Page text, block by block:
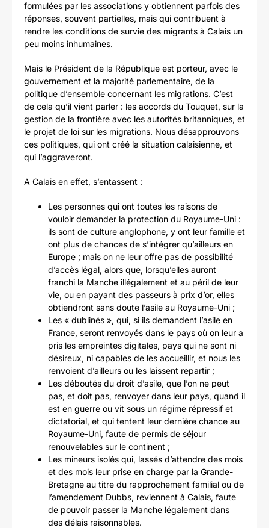
formulées par les associations y obtiennent parfois des
réponses, souvent partielles, mais qui contribuent à
rendre les conditions de survie des migrants à Calais un
peu moins inhumaines.
Mais le Président de la République est porteur, avec le
gouvernement et la majorité parlementaire, de la
politique d’ensemble concernant les migrations. C’est
de cela qu’il vient parler : les accords du Touquet, sur la
gestion de la frontière avec les autorités britanniques, et
le projet de loi sur les migrations. Nous désapprouvons
ces politiques, qui ont créé la situation calaisienne, et
qui l’aggraveront.
A Calais en effet, s’entassent :
Les personnes qui ont toutes les raisons de
vouloir demander la protection du Royaume-Uni :
ils sont de culture anglophone, y ont leur famille et
ont plus de chances de s’intégrer qu’ailleurs en
Europe ; mais on ne leur offre pas de possibilité
d’accès légal, alors que, lorsqu’elles auront
franchi la Manche illégalement et au péril de leur
vie, ou en payant des passeurs à prix d’or, elles
obtiendront sans doute l’asile au Royaume-Uni ;
Les « dublinés », qui, si ils demandent l’asile en
France, seront renvoyés dans le pays où on leur a
pris les empreintes digitales, pays qui ne sont ni
désireux, ni capables de les accueillir, et nous les
renvoient d’ailleurs ou les laissent repartir ;
Les déboutés du droit d’asile, que l’on ne peut
pas, et doit pas, renvoyer dans leur pays, quand il
est en guerre ou vit sous un régime répressif et
dictatorial, et qui tentent leur dernière chance au
Royaume-Uni, faute de permis de séjour
renouvelables sur le continent ;
Les mineurs isolés qui, lassés d’attendre des mois
et des mois leur prise en charge par la Grande-
Bretagne au titre du rapprochement familial ou de
l’amendement Dubbs, reviennent à Calais, faute
de pouvoir passer la Manche légalement dans
des délais raisonnables.